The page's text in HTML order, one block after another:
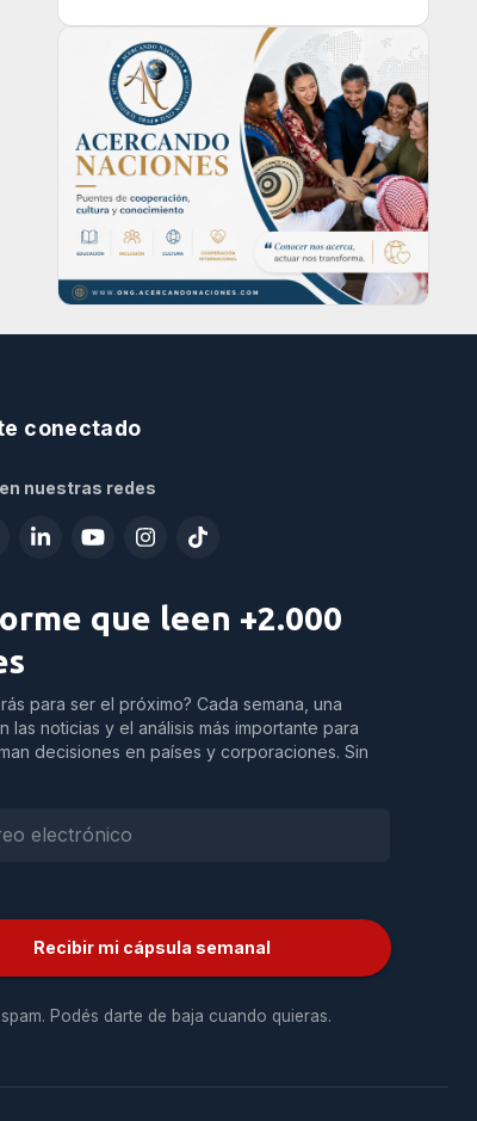
conectado
nuestras redes
que leen +2.000
para ser el próximo? Cada semana, una
las noticias y el análisis más importante para
decisiones en países y corporaciones. Sin
Recibir mi cápsula semanal
Podés darte de baja cuando quieras.